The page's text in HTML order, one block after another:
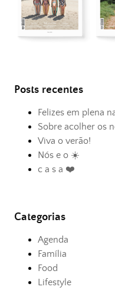
Posts recentes
Felizes em plena
Sobre acolher os
Viva o verão!
Nós e o ☀️
c a s a ❤️
Categorias
Agenda
Família
Food
Lifestyle